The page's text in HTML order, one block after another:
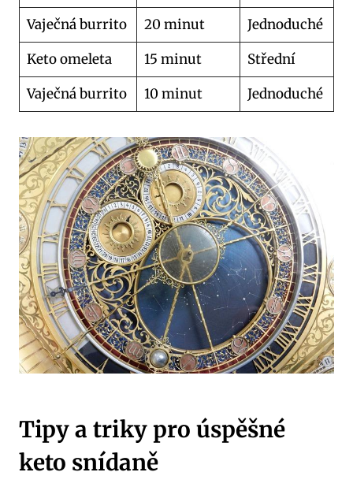
Vaječná burrito
20 minut
Jednoduché
Keto omeleta
15 minut
Střední
Vaječná burrito
10 minut Jednoduché
Tipy a triky pro úspěšné
keto snídaně